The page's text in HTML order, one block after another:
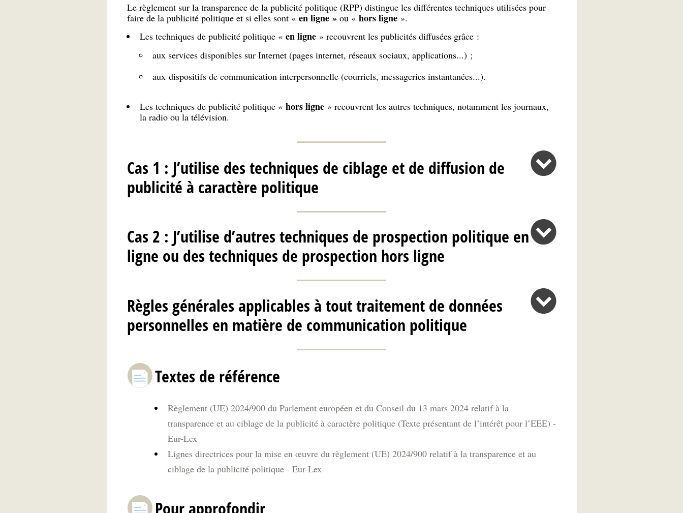
Le règlement sur la transparence de la publicité politique (RPP) distingue les différentes techniques utilisées pour
faire de la publicité politique et si elles sont «en ligne »ou « hors ligne».
Les techniques de publicité politique « en ligne» recouvrent les publicités diffusées grâce :
aux services disponibles sur Internet (pages internet, réseaux sociaux, applications...) ;
aux dispositifs de communication interpersonnelle (courriels, messageries instantanées...).
Les techniques de publicité politique « hors ligne» recouvrent les autres techniques, notamment les journaux,
la radio ou la télévision.
Cas 1 : J’utilise des techniques de ciblage et de diffusion de
publicité à caractère politique
Cas 2 : J’utilise d’autres techniques de prospection politique en
ligne ou des techniques de prospection hors ligne
Règles générales applicables à tout traitement de données
personnelles en matière de communication politique
Textes de référence
Règlement (UE) 2024/900 du Parlement européen et du Conseil du 13 mars 2024 relatif à la
transparence et au ciblage de la publicité à caractère politique (Texte présentant de l’intérêt pour l’EEE) -
Eur-Lex
Lignes directrices pour la mise en œuvre du règlement (UE) 2024/900 relatif à la transparence et au
ciblage de la publicité politique - Eur-Lex
Pour approfondir